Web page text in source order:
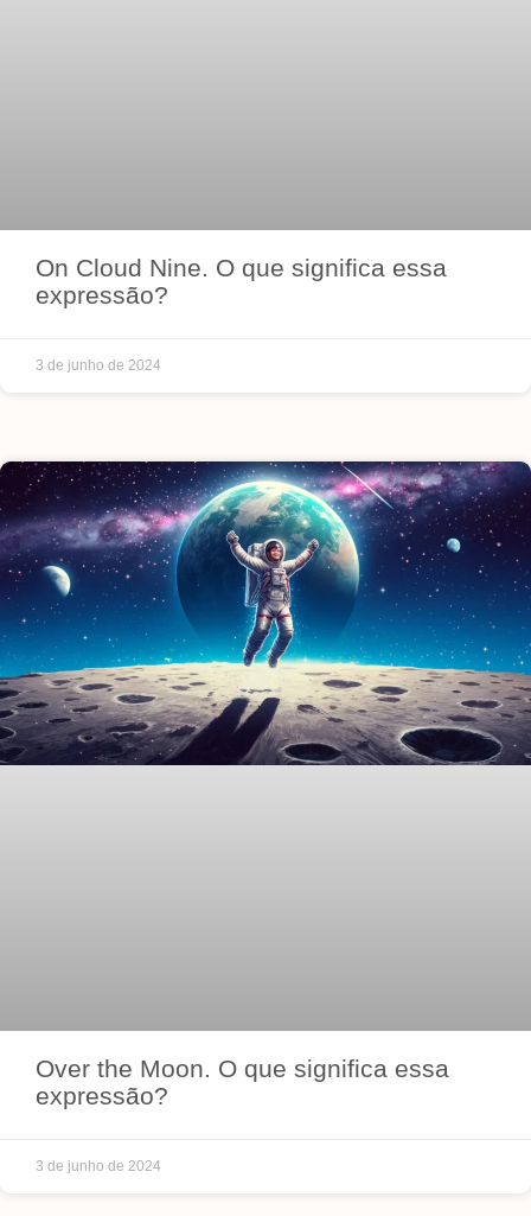
On Cloud Nine. O que significa essa
expressão?
3 de junho de 2024
Over the Moon. O que significa essa
expressão?
3 de junho de 2024